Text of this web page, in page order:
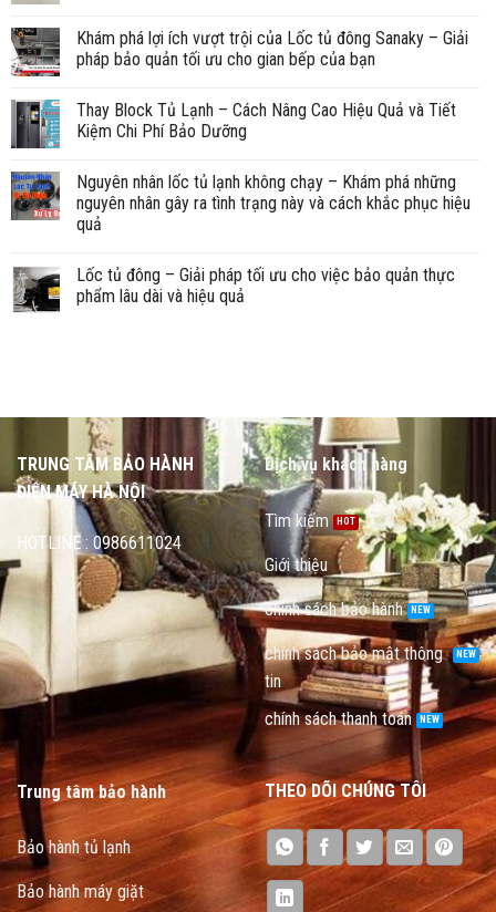
Khám phá lợi ích vượt trội của Lốc tủ đông Sanaky – Giải
pháp bảo quản tối ưu cho gian bếp của bạn
Thay Block Tủ Lạnh – Cách Nâng Cao Hiệu Quả và Tiết
Kiệm Chi Phí Bảo Dưỡng
Nguyên nhân lốc tủ lạnh không chạy – Khám phá những
nguyên nhân gây ra tình trạng này và cách khắc phục hiệu
quả
Lốc tủ đông – Giải pháp tối ưu cho việc bảo quản thực
phẩm lâu dài và hiệu quả
TRUNG TÂM BẢO HÀNH
ĐIỆN MÁY HÀ NỘI
HOTLINE : 0986611024
Dịch vụ khách hàng
Tìm kiếm
Giới thiệu
chính sách bảo hành
chính sách bảo mật thông
tin
chính sách thanh toán
Trung tâm bảo hành
Bảo hành tủ lạnh
Bảo hành máy giặt
THEO DÕI CHÚNG TÔI